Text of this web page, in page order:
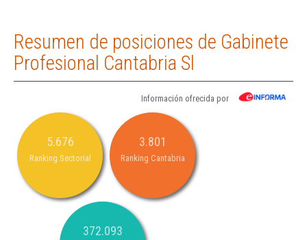
Resumen de posiciones de Gabinete
Profesional Cantabria Sl
Información ofrecida por
5.676
Ranking Sectorial
3.801
Ranking Cantabria
372.093